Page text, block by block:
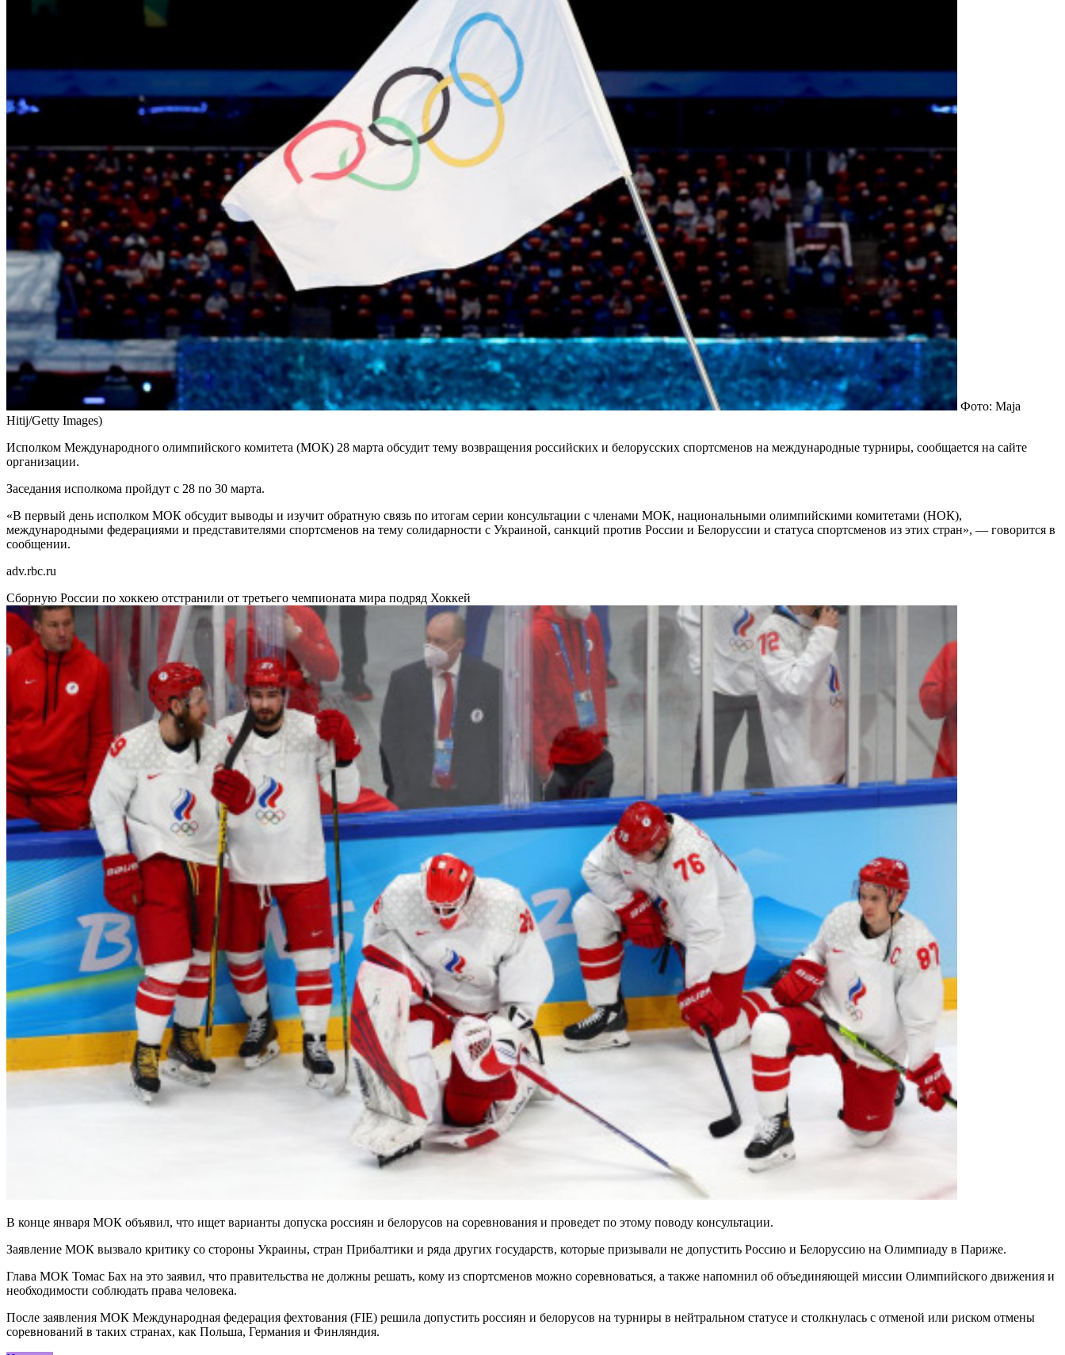
Фото: Maja
Hitij/Getty Images)
Исполком Международного олимпийского комитета (МОК) 28 марта обсудит тему возвращения российских и белорусских спортсменов на международные турниры, сообщается на сайте
организации.
Заседания исполкома пройдут с 28 по 30 марта.
«В первый день исполком МОК обсудит выводы и изучит обратную связь по итогам серии консультации с членами МОК, национальными олимпийскими комитетами (НОК),
международными федерациями и представителями спортсменов на тему солидарности с Украиной, санкций против России и Белоруссии и статуса спортсменов из этих стран», — говорится в
сообщении.
adv.rbc.ru
Сборную России по хоккею отстранили от третьего чемпионата мира подряд Хоккей
В конце января МОК объявил, что ищет варианты допуска россиян и белорусов на соревнования и проведет по этому поводу консультации.
Заявление МОК вызвало критику со стороны Украины, стран Прибалтики и ряда других государств, которые призывали не допустить Россию и Белоруссию на Олимпиаду в Париже.
Глава МОК Томас Бах на это заявил, что правительства не должны решать, кому из спортсменов можно соревноваться, а также напомнил об объединяющей миссии Олимпийского движения и
необходимости соблюдать права человека.
После заявления МОК Международная федерация фехтования (FIE) решила допустить россиян и белорусов на турниры в нейтральном статусе и столкнулась с отменой или риском отмены
соревнований в таких странах, как Польша, Германия и Финляндия.